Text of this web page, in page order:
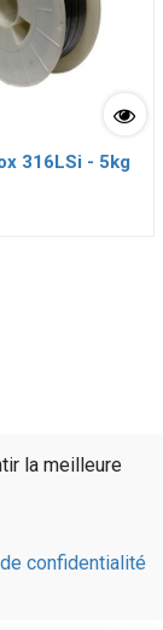
316LSi - 5kg
la meilleure
confidentialité